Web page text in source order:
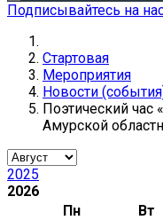
Подписывайтесь на
Стартовая
Мероприятия
Новости
Поэтический час
Амурской
2025
2026
Пн
Вт